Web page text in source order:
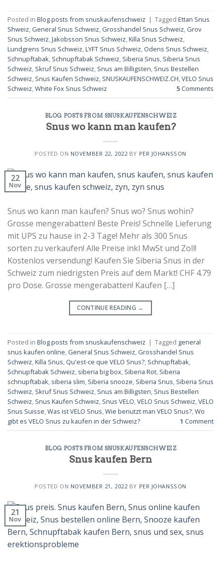
Posted in Blog posts from snuskaufenschweiz | Tagged Ettan Snus
Shweiz, General Snus Schweiz, Grosshandel Snus Schweiz, Grov
Snus Schweiz,Jakobsson Snus Schweiz,Killa Snus Schweiz,
Lundgrens Snus Schweiz,LYFT Snus Schweiz, Odens Snus Schweiz,
Schnupftabak, Schnupftabak Schweiz, Siberia Snus, Siberia Snus
Schweiz, Skruf Snus Schweiz, Snus am Billigsten, Snus Bestellen
Schweiz, Snus Kaufen Schweiz, SNUSKAUFENSCHWEIZ.CH,VELO Snus
Schweiz,White Fox Snus Schweiz 5 Comments
BLOG POSTS FROM SNUSKAUFENSCHWEIZ
Snus wo kann man kaufen?
POSTED ON NOVEMBER 22, 2022BY PER JOHANSSON
22
Nov
Snus wo kann man kaufen? Snus wo? Snus wohin?
Grosse mengerabatten! Beste Preis! Schnelle Lieferung
mit UPS zu hause in 2-3 Tage! Mehr als 300 Snus
sorten zu verkaufen! Alle Preise inkl MwSt und Zoll!
Kostenlos versendung! Kaufen Sie Siberia Snus in der
Schweiz zum niedrigsten Preis auf dem Markt! CHF 4.79
pro Dose. Grosse mengerabatten! Kaufen […]
CONTINUE READING →
Posted in Blog posts from snuskaufenschweiz | Tagged general
snus kaufen online, General Snus Schweiz, Grosshandel Snus
Schweiz,Killa Snus, Qu'est-ce que VELO Snus?, Schnupftabak,
Schnupftabak Schweiz, siberia big box, Siberia Rot, Siberia
schnupftabak, siberia slim, Siberia snooze, Siberia Snus, Siberia Snus
Schweiz, Skruf Snus Schweiz, Snus am Billigsten, Snus Bestellen
Schweiz, Snus Kaufen Schweiz, Snus VELO,VELO Snus Schweiz,VELO
Snus Suisse,Was ist VELO Snus,Wie benutzt man VELO Snus?,Wo
gibt es VELO Snus zu kaufen in der Schweiz?
1 Comment
BLOG POSTS FROM SNUSKAUFENSCHWEIZ
Snus kaufen Bern
POSTED ON NOVEMBER 21, 2022BY PER JOHANSSON
21
Nov